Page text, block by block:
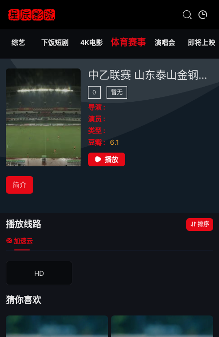
综艺 下饭短剧 4K电影 体育赛事 演唱会 即将上映
中乙联赛 山东泰山金钢山VS湖北青年星 20240728
0 暂无
导演 :
演员 :
类型 :
豆瓣 :
6.1
播放
简介
播放线路 排序
加速云
HD
猜你喜欢